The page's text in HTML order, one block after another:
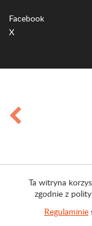
Facebook
X
Ta witryna
zgodnie z
Regulaminie